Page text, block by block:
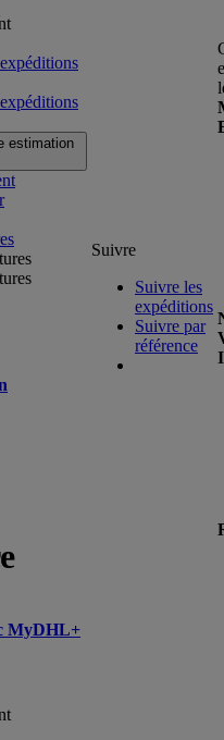
estimation
MyDHL+
Suivre
Suivre les
expéditions
Suivre par
référence